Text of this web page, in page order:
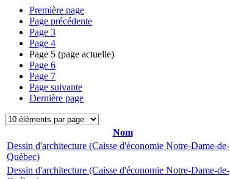
Première page
Page précédente
Page 3
Page 4
Page 5 (page actuelle)
Page 6
Page 7
Page suivante
Dernière page
Nom
Dessin d'architecture (Caisse d'économie Notre-Dame-de-
Québec)
Dessin d'architecture (Caisse d'économie Notre-Dame-de-